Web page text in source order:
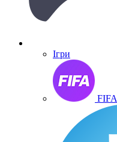
Ігри
FIFA